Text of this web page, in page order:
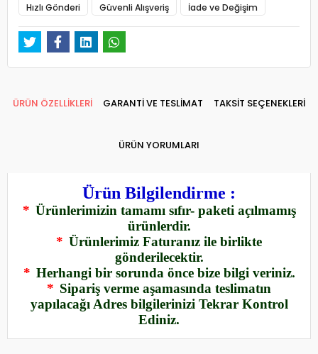
Hızlı Gönderi Güvenli Alışveriş İade ve Değişim
ÜRÜN ÖZELLİKLERİ GARANTİ VE TESLİMAT TAKSİT SEÇENEKLERİ
ÜRÜN YORUMLARI
Ürün Bilgilendirme :
* Ürünlerimizin tamamı sıfır- paketi açılmamış
ürünlerdir.
* Ürünlerimiz Faturanız ile birlikte
gönderilecektir.
* Herhangi bir sorunda önce bize bilgi veriniz.
* Sipariş verme aşamasında teslimatın
yapılacağı Adres bilgilerinizi Tekrar Kontrol
Ediniz.